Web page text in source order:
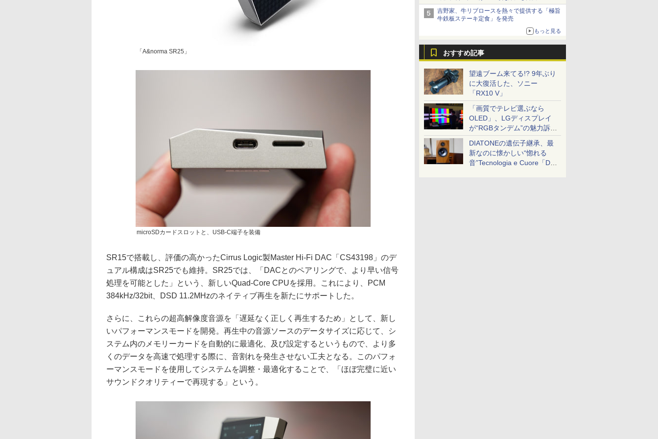
吉野家、牛リブロースを熱々で提供する「極旨
牛鉄板ステーキ定食」を発売
もっと見る
おすすめ記事
望遠ブーム来てる!? 9年ぶり
に大復活した、ソニー
「RX10 V」
「画質でテレビ選ぶなら
OLED」、LGディスプレイ
が“RGBタンデム”の魅力訴
求。液晶とのガチ比較も
DIATONEの遺伝子継承、最
新なのに懐かしい“惚れる
音”Tecnologia e Cuore「DS-
「A&norma SR25」
microSDカードスロットと、USB-C端子を装備
SR15で搭載し、評価の高かったCirrus Logic製Master Hi-Fi DAC「CS43198」のデ
ュアル構成はSR25でも維持。SR25では、「DACとのペアリングで、より早い信号
処理を可能とした」という、新しいQuad-Core CPUを採用。これにより、PCM
384kHz/32bit、DSD 11.2MHzのネイティブ再生を新たにサポートした。
さらに、これらの超高解像度音源を「遅延なく正しく再生するため」として、新し
いパフォーマンスモードを開発。再生中の音源ソースのデータサイズに応じて、シ
ステム内のメモリーカードを自動的に最適化、及び設定するというもので、より多
くのデータを高速で処理する際に、音割れを発生させない工夫となる。このパフォ
ーマンスモードを使用してシステムを調整・最適化することで、「ほぼ完璧に近い
サウンドクオリティーで再現する」という。